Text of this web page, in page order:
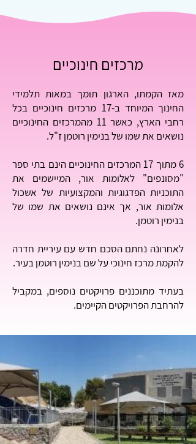
מרכזים חינוכיים
מאז הקמתו, הארגון תומך במאות תלמידי
החינוך המיוחד ב-17 מרכזים חינוכיים בכל
רחבי הארץ,
כאשר 11 מהמרכזים החינוכיים
נושאים את שמו של בנימין רוטמן ז"ל.
6 מתוך 17 המרכזים החינוכיים הינם בתי ספר
"מסונפים" לאלומות אור, המיישמים את
התוכניות הפדגוגיות והמקצועיות של אשכול
אלומות אור, אך אינם נושאים את שמו של
בנימין רוטמן.
לאחרונה נחתם הסכם חדש עם עיריית חדרה
להקמת מרכז חינוכי על שם בנימין רוטמן בעיר.
בעתיד מתוכננים פרויקטים נוספים, במקביל
להרחבת הפרויקטים הקיימים.